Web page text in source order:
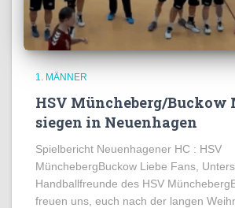
1. MÄNNER
HSV Müncheberg/Buckow
siegen in Neuenhagen
Spielbericht Neuenhagener HC : HSV
MünchebergBuckow Liebe Fans,
Handballfreunde des HSV
freuen uns, euch nach der langen